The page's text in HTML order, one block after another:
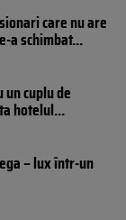
care nu are
a schimbat...
cuplu de
hotelul...
– lux într-un